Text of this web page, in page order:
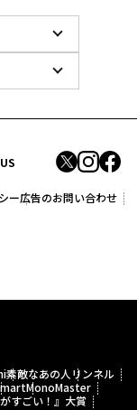
ー広告のお問い合わせ
素敵なあの人リンネル
MonoMaster
すごい！』大賞